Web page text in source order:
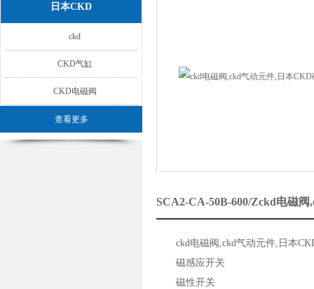
日本CKD
ckd
CKD气缸
CKD电磁阀
查看更多
SCA2-CA-50B-600/Zckd电磁
ckd电磁阀,ckd气动元件,日本
磁感应开关
磁性开关